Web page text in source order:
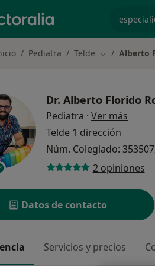
Pediatra Telde Cambiar de
Alberto
Dr. Alberto Florido
Pediatra · Ver más
Telde 1 dirección
Núm. Colegiado:
2 opiniones
Datos de contacto
Servicios y precios